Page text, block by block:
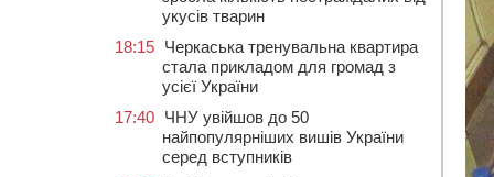
укусів тварин
18:15 Черкаська тренувальна квартира
стала прикладом для громад з
усієї України
17:40 ЧНУ увійшов до 50
найпопулярніших вишів України
серед вступників